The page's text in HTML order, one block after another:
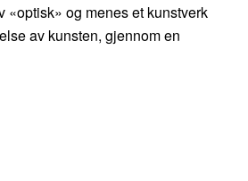
«optisk» og menes et kunstverk
av kunsten, gjennom en